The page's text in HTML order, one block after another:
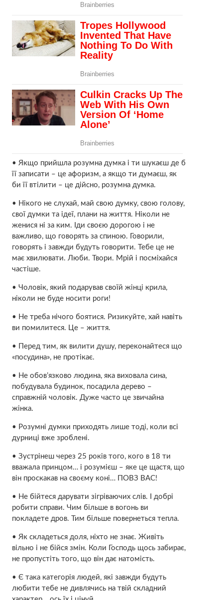
• Якщо прийшла розумна думка і ти шукаєш де б
її записати – це афоризм, а якщо ти думаєш, як
би її втілити – це дійсно, розумна думка.
• Нікого не слухай, май свою думку, свою голову,
свої думки та ідеї, плани на життя. Ніколи не
женися ні за ким. Іди своєю дорогою і не
важливо, що говорять за спиною. Говорили,
говорять і завжди будуть говорити. Тебе це не
має хвилювати. Люби. Твори. Мрій і посміхайся
частіше.
• Чоловік, який подарував своїй жінці крила,
ніколи не буде носити роги!
• Не треба нічого боятися. Ризикуйте, хай навіть
ви помилитеся. Це – життя.
• Перед тим, як вилити душу, переконайтеся що
«посудина», не протікає.
• Не обов’язково людина, яка виховала сина,
побудувала будинок, посадила дерево –
справжній чоловік. Дуже часто це звичайна
жінка.
• Розумні думки приходять лише тоді, коли всі
дурниці вже зроблені.
• Зустрінеш через 25 років того, кого в 18 ти
вважала принцом… і розумієш – яке це щастя, що
він проскакав на своєму коні… ПОВЗ ВАС!
• Не бійтеся дарувати зігріваючих слів. І добрі
робити справи. Чим більше в вогонь ви
покладете дров. Тим більше повернеться тепла.
• Як складеться доля, ніхто не знає. Живіть
вільно і не бійся змін. Коли Господь щось забирає,
не пропустіть того, що він дає натомість.
• Є така категорія людей, які завжди будуть
любити тебе не дивлячись на твій складний